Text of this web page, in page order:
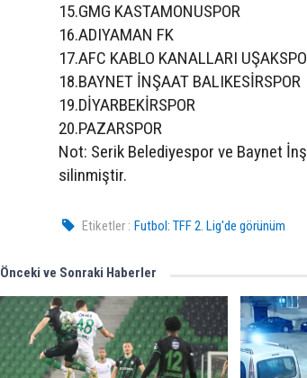
15.GMG KASTAMONUSPOR
16.ADIYAMAN FK
17.AFC KABLO KANALLARI
18.BAYNET İNŞAAT BALIKESİRSPOR
19.DİYARBEKİRSPOR
20.PAZARSPOR
Not: Serik Belediyespor ve Baynet
silinmiştir.
Etiketler : Futbol: TFF 2. Lig'de görünüm
Önceki ve Sonraki Haberler